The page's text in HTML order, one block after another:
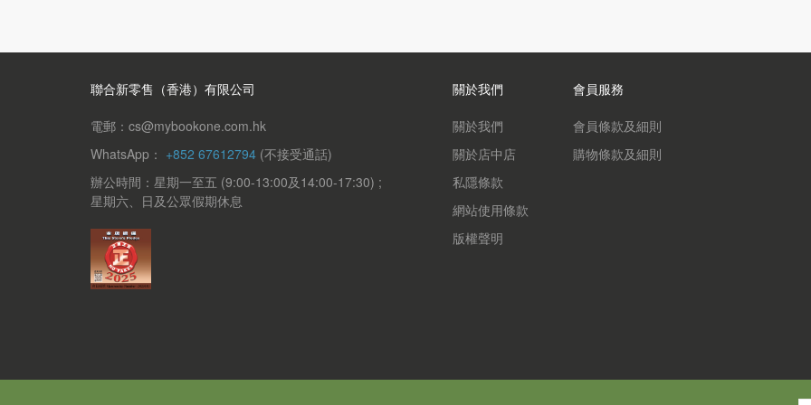
聯合新零售（香港）有限公司
電郵：cs@mybookone.com.hk
WhatsApp： +852 67612794 (不接受通話)
辦公時間：星期一至五 (9:00-13:00及14:00-17:30) ;
星期六、日及公眾假期休息
關於我們
關於我們
關於店中店
私隱條款
網站使用條款
版權聲明
會員服務
會員條款及細則
購物條款及細則